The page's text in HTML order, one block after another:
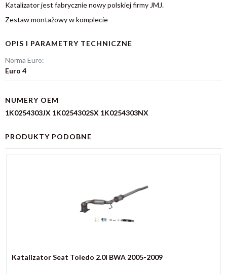
Katalizator jest fabrycznie nowy polskiej firmy JMJ.
Zestaw montażowy w komplecie
OPIS I PARAMETRY TECHNICZNE
Norma Euro:
Euro 4
NUMERY OEM
1K0254303JX 1K0254302SX 1K0254303NX
PRODUKTY PODOBNE
Katalizator Seat Toledo 2.0i BWA 2005-2009